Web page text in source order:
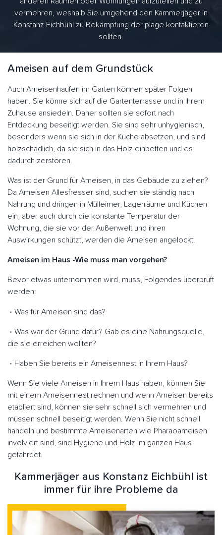
vermehren, weshalb Sie umgehend den Kammerjäger in
Konstanz Eichbühl zu Bekämpfung der plage kontaktieren
sollten.
Ameisen auf dem Grundstück
Auch Ameisenhaufen im Garten können später Folgen
haben. Sie könne sich auf die Gartenterrasse und in Ihrem
Zuhause ansiedeln. Daher sollten sie sofort nach
Entdeckung beseitigt werden. Sie sind sehr unhygienisch,
besonders wenn sie sich in der Küche absetzen, und sind
holzschädlich, da sie sich in das Holz einbetten und es
dadurch zerstören.
Was ist der Grund für Ameisen, in das Gebäude zu ziehen?
Da Ameisen Allesfresser sind, suchen sie ständig nach
Nahrung und dringen in Mülleimer, Lagerräume und Küchen
ein, aber auch durch die konstante Temperatur der
Wohnung, die sie vor der Außenwelt und ihren
Auswirkungen schützt, werden die Ameisen angelockt.
Ameisen im Haus -Wie muss man vorgehen?
Bevor etwas unternommen wird, muss, Folgendes überprüft
werden:
Was für Ameisen sind das?
Was war der Grund dafür? Gab es eine Nahrungsquelle,
die sie erreichen wollten?
Haben Sie bereits ein Ameisennest in Ihrem Haus?
Wenn Sie viele Ameisen in Ihrem Haus haben, können Sie
mit einem Ameisennest rechnen und wenn Ameisen bereits
etabliert sind, können sie sehr schnell sich vermehren und
müssen schnell beseitigt werden. Wenn Sie nicht schnell
handeln und bestimmte Ameisenarten wie Pharaoameisen
involviert sind, sind Hygiene und Holz im ganzen Haus
gefährdet.
Kammerjäger aus Konstanz Eichbühl ist
immer für ihre Probleme da